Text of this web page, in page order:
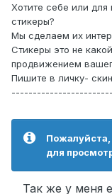
Хотите себе или
стикеры?
Мы сделаем их
Стикеры это не
продвижением
Пишите в личку-
Пожалуйста,
для
Так же у меня